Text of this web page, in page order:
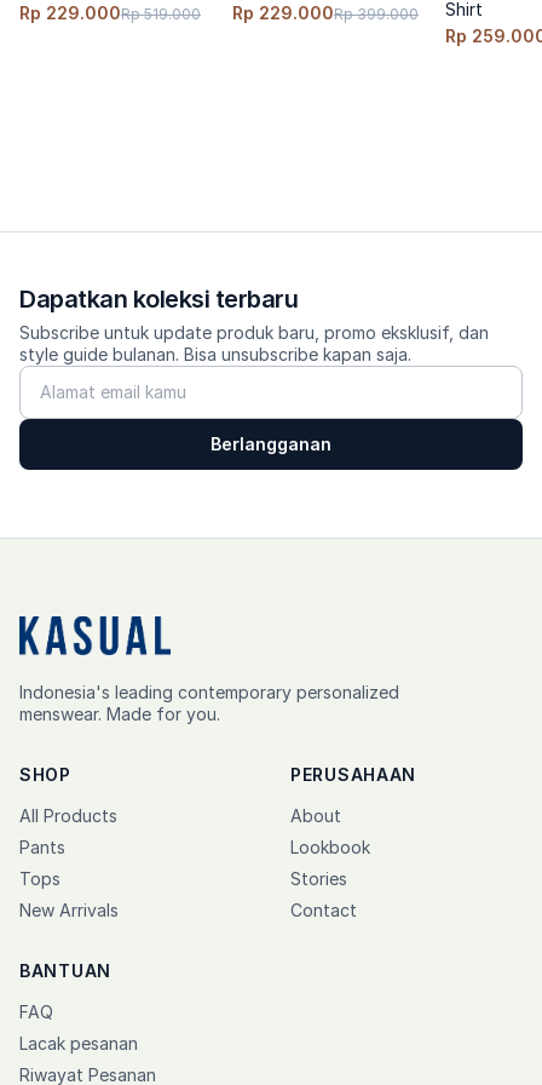
Rp 229.000Rp 519.000
Rp 229.000Rp 399.000
Shirt
Rp
Dapatkan koleksi terbaru
Subscribe untuk update produk baru, promo eksklusif, dan
style guide bulanan. Bisa unsubscribe kapan saja.
Berlangganan
Indonesia's leading contemporary personalized
menswear. Made for you.
SHOP
All Products
Pants
Tops
New Arrivals
PERUSAHAAN
About
Lookbook
Stories
Contact
BANTUAN
FAQ
Lacak pesanan
Riwayat Pesanan